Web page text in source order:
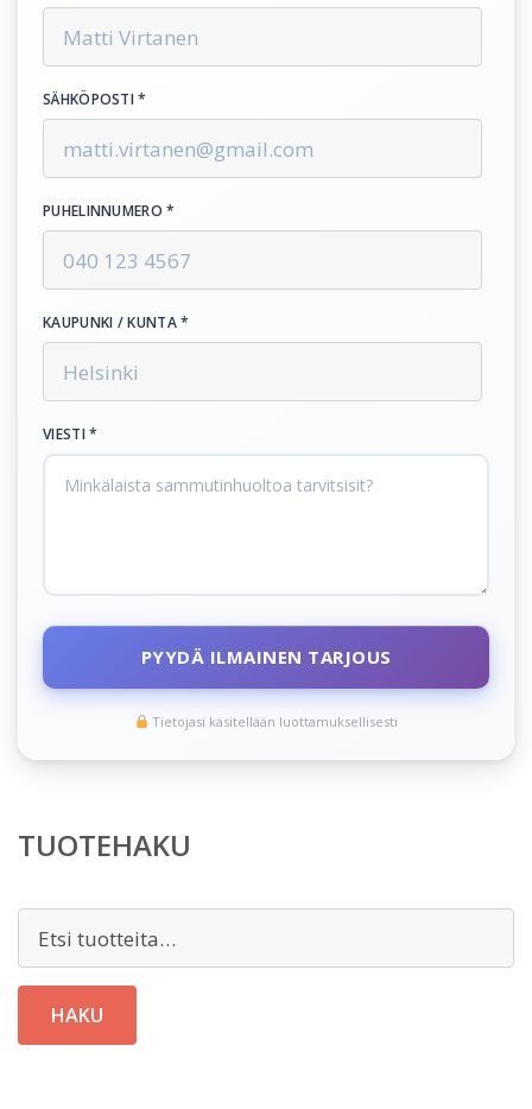
SÄHKÖPOSTI *
PUHELINNUMERO *
KAUPUNKI / KUNTA *
VIESTI *
PYYDÄ ILMAINEN TARJOUS
Tietojasi käsitellään luottamuksellisesti
TUOTEHAKU
HAKU